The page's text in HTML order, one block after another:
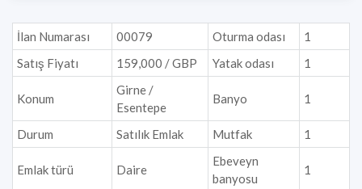
İlan Numarası 00079 Oturma odası
1
Satış Fiyatı
159,000 / GBP Yatak odası 1
Konum
Girne /
Esentepe
Banyo 1
Durum Satılık Emlak Mutfak 1
Emlak türü Daire
Ebeveyn
banyosu
1